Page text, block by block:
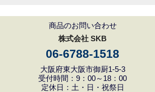
商品のお問い合わせ
株式会社 SKB
06-6788-1518
大阪府東大阪市御厨1-5-3
受付時間：9：00～18：00
定休日：土・日・祝祭日